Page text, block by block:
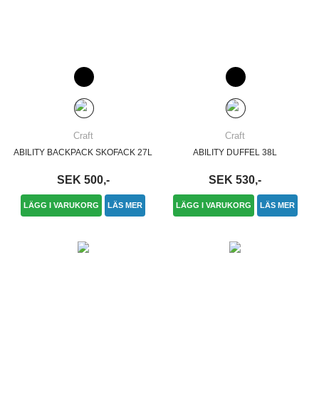
Craft
ABILITY BACKPACK SKOFACK 27L
SEK 500,-
LÄGG I VARUKORG LÄS MER
Craft
ABILITY DUFFEL 38L
SEK 530,-
LÄGG I VARUKORG LÄS MER